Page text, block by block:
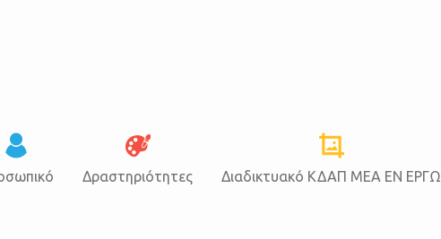
Δραστηριότητες Διαδικτυακό ΚΔΑΠ ΜΕΑ ΕΝ ΕΡΓΩ